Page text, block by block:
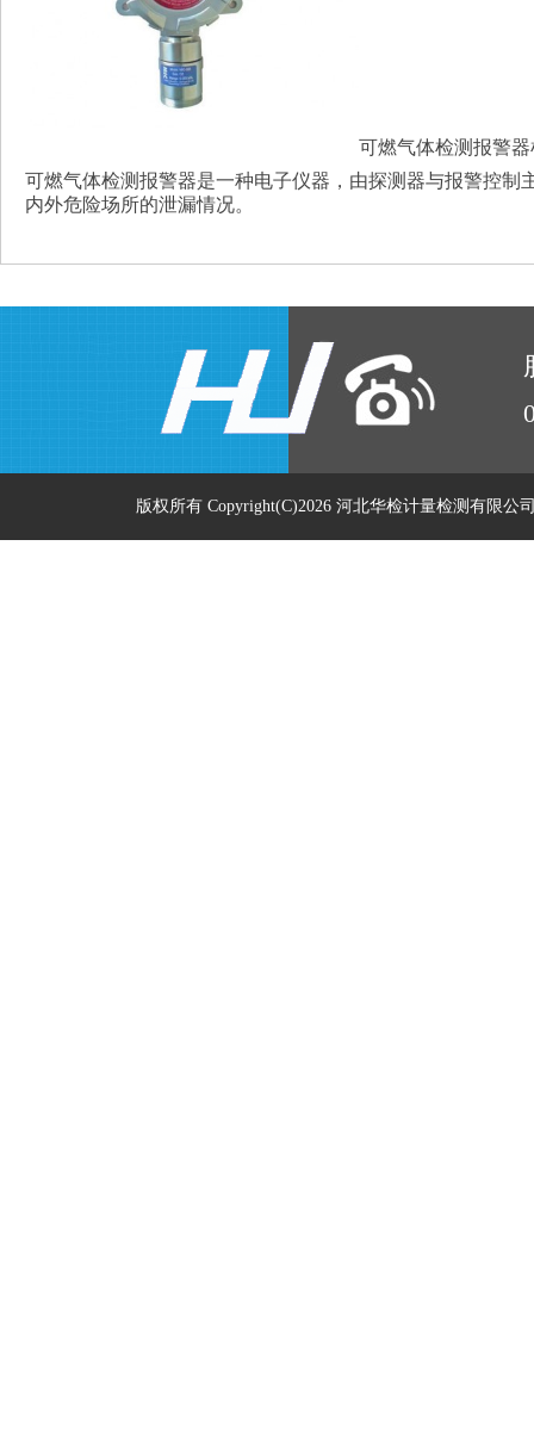
可燃气体检测报警
可燃气体检测报警器是一种电子仪器，由探测器与报警控
内外危险场所的泄漏情况。
版权所有 Copyright(C)2026 河北华检计量检测有限